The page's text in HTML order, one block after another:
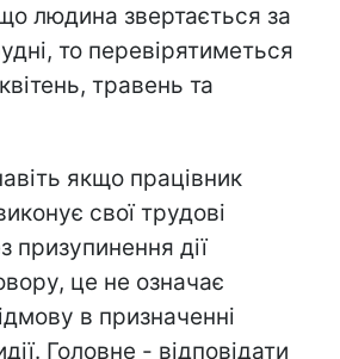
людина звертається за
то перевірятиметься
травень та
якщо працівник
свої трудові
призупинення дії
це не означає
в призначенні
Головне - відповідати